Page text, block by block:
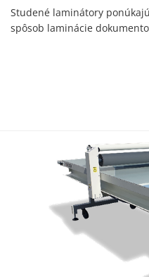
Studené laminátory
spôsob laminácie